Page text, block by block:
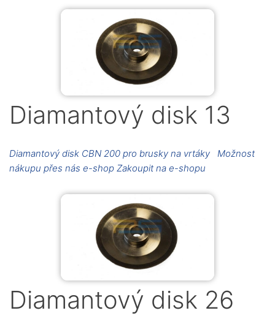
Diamantový disk 13
Diamantový disk CBN 200 pro brusky na vrtáky Možnost
nákupu přes nás e-shop Zakoupit na e-shopu
Diamantový disk 26